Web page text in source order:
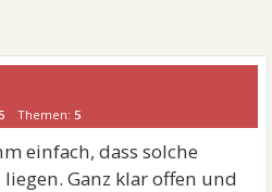
Themen:5
einfach, dass solche
Ganz klar offen und